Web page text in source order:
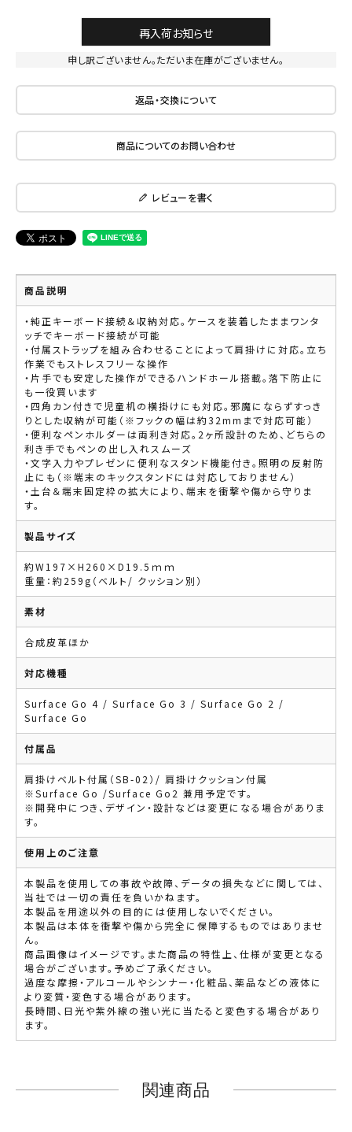
再入荷お知らせ
申し訳ございません。ただいま在庫がございません。
返品・交換について
商品についてのお問い合わせ
レビューを書く
商品説明
・純正キーボード接続＆収納対応。ケースを装着したままワンタ
ッチでキーボード接続が可能
・付属ストラップを組み合わせることによって肩掛けに対応。立ち
作業でもストレスフリーな操作
・片手でも安定した操作ができるハンドホール搭載。落下防止に
も一役買います
・四角カン付きで児童机の横掛けにも対応。邪魔にならずすっき
りとした収納が可能（※フックの幅は約32mmまで対応可能）
・便利なペンホルダーは両利き対応。2ヶ所設計のため、どちらの
利き手でもペンの出し入れスムーズ
・文字入力やプレゼンに便利なスタンド機能付き。照明の反射防
止にも（※端末のキックスタンドには対応しておりません）
・土台＆端末固定枠の拡大により、端末を衝撃や傷から守りま
す。
製品サイズ
約W197×H260×D19.5ｍｍ
重量：約259g（ベルト/ クッション別）
素材
合成皮革ほか
対応機種
Surface Go 4 / Surface Go 3 / Surface Go 2 /
Surface Go
付属品
肩掛けベルト付属（SB-02）/ 肩掛けクッション付属
※Surface Go /Surface Go2 兼用予定です。
※開発中につき、デザイン・設計などは変更になる場合がありま
す。
使用上のご注意
本製品を使用しての事故や故障、データの損失などに関しては、
当社では一切の責任を負いかねます。
本製品を用途以外の目的には使用しないでください。
本製品は本体を衝撃や傷から完全に保障するものではありませ
ん。
商品画像はイメージです。また商品の特性上、仕様が変更となる
場合がございます。予めご了承ください。
過度な摩擦・アルコールやシンナー・化粧品、薬品などの液体に
より変質・変色する場合があります。
長時間、日光や紫外線の強い光に当たると変色する場合があり
ます。
関連商品